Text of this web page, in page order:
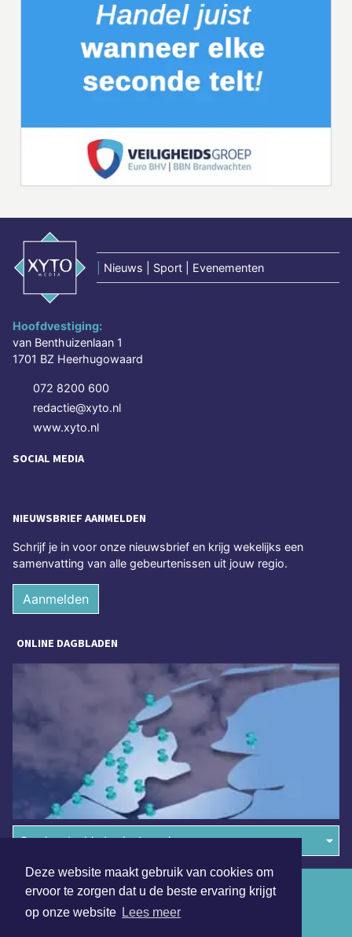
Deze website maakt gebruik van cookies om
ervoor te zorgen dat u de beste ervaring krijgt
op onze website Lees meer
Nieuws | Sport | Evenementen
Hoofdvestiging:
van Benthuizenlaan 1
1701 BZ Heerhugowaard
072 8200 600
redactie@xyto.nl
www.xyto.nl
SOCIAL MEDIA
NIEUWSBRIEF AANMELDEN
Schrijf je in voor onze nieuwsbrief en krijg wekelijks een
samenvatting van alle gebeurtenissen uit jouw regio.
Aanmelden
ONLINE DAGBLADEN
Overige dagbladen in de regio
Algemene voorwaarden
Disclaimer